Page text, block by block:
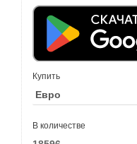
Купить
В количестве